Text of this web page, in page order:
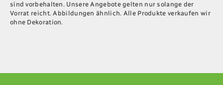
sind vorbehalten. Unsere Angebote gelten nur solange der
Vorrat reicht. Abbildungen ähnlich. Alle Produkte verkaufen wir
ohne Dekoration.